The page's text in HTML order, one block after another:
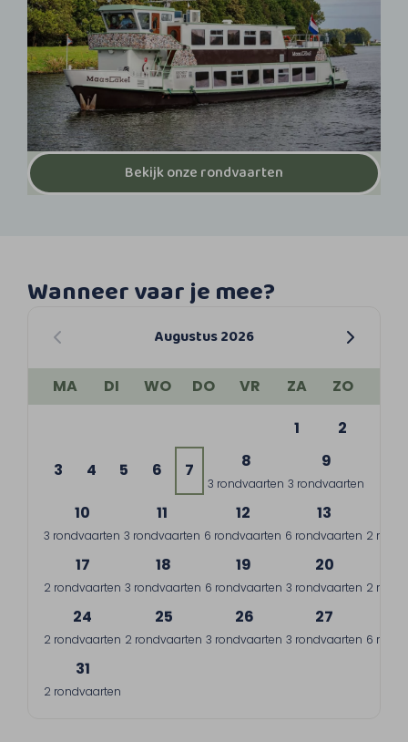
Bekijk onze rondvaarten
Wanneer vaar je mee?
Augustus 2026
MA DI WO DO VR ZA
ZO
1
2
3 4 5 6 7 8
3 rondvaarten
9
3 rondvaarten
10
3 rondvaarten
11
3 rondvaarten
12
6 rondvaarten
13
6 rondvaarten 2
17
2 rondvaarten
18
3 rondvaarten
19
6 rondvaarten
20
3 rondvaarten 2
24
2 rondvaarten
25
2 rondvaarten
26
3 rondvaarten
27
3 rondvaarten 6
31
2 rondvaarten